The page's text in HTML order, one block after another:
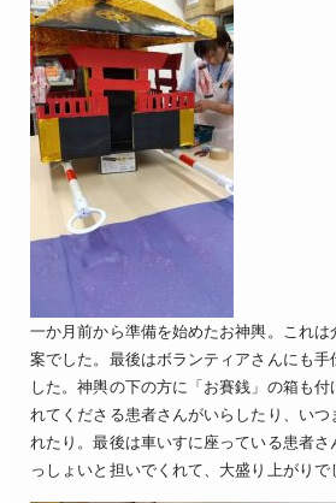
一か月前から準備を始めたお神輿。これ
案でした。最後はボランティアさんにも手
した。神輿の下の方に「お賽銭」の箱も付
れてくださる患者さんがいらしたり、いつ
れたり。最後は車いすに座っている患者
っしょいと担いでくれて、大盛り上がりで